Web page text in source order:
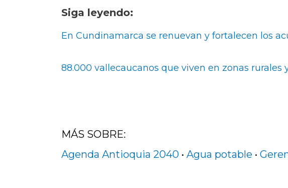
Siga leyendo:
En Cundinamarca se renuevan y fortalecen los
88.000 vallecaucanos que viven en zonas rurales
MÁS SOBRE:
Agenda Antioquia 2040 • Agua potable •